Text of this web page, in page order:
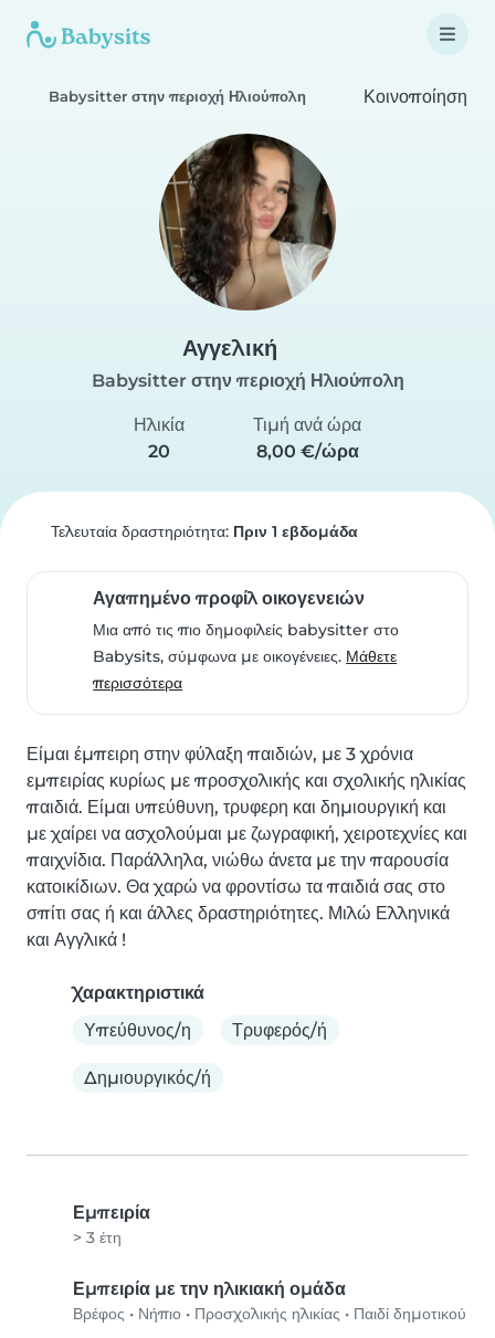
Babysitter στην περιοχή Ηλιούπολη Κοινοποίηση
Αγγελική
Babysitter στην περιοχή Ηλιούπολη
Ηλικία
20
Τιμή ανά ώρα
8,00 €/ώρα
Τελευταία δραστηριότητα: Πριν 1 εβδομάδα
Αγαπημένο προφίλ οικογενειών
Μια από τις πιο δημοφιλείς babysitter στο
Babysits, σύμφωνα με οικογένειες. Μάθετε
περισσότερα
Είμαι έμπειρη στην φύλαξη παιδιών, με 3 χρόνια
εμπειρίας κυρίως με προσχολικής και σχολικής ηλικίας
παιδιά. Είμαι υπεύθυνη, τρυφερη και δημιουργική και
με χαίρει να ασχολούμαι με ζωγραφική, χειροτεχνίες και
παιχνίδια. Παράλληλα, νιώθω άνετα με την παρουσία
κατοικίδιων. Θα χαρώ να φροντίσω τα παιδιά σας στο
σπίτι σας ή και άλλες δραστηριότητες. Μιλώ Ελληνικά
και Αγγλικά !
Χαρακτηριστικά
Υπεύθυνος/η
Τρυφερός/ή
Δημιουργικός/ή
Εμπειρία
> 3 έτη
Εμπειρία με την ηλικιακή ομάδα
Βρέφος • Νήπιο • Προσχολικής ηλικίας • Παιδί δημοτικού